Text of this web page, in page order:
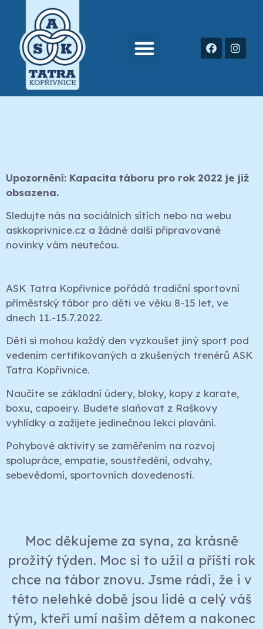
Upozornění: Kapacita táboru pro rok 2022 je již
obsazena.
Sledujte nás na sociálních sítích nebo na webu
askkoprivnice.cz a žádné další připravované
novinky vám neutečou.
ASK Tatra Kopřivnice pořádá tradiční sportovní
příměstský tábor pro děti ve věku 8-15 let, ve
dnech 11.-15.7.2022.
Děti si mohou každý den vyzkoušet jiný sport pod
vedením certifikovaných a zkušených trenérů ASK
Tatra Kopřivnice.
Naučíte se základní údery, bloky, kopy z karate,
boxu, capoeiry. Budete slaňovat z Raškovy
vyhlídky a zažijete jedinečnou lekci plavání.
Pohybové aktivity se zaměřením na rozvoj
spolupráce, empatie, soustředění, odvahy,
sebevědomí, sportovních dovedeností.
Moc děkujeme za syna, za krásně
prožitý týden. Moc si to užil a příští rok
chce na tábor znovu. Jsme rádi, že i v
této nelehké době jsou lidé a celý váš
tým, kteří umí našim dětem a nakonec